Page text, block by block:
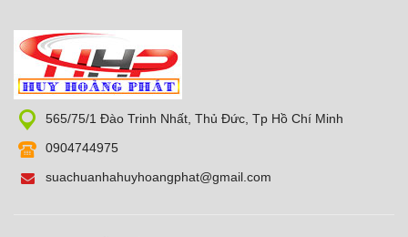
565/75/1 Đào Trinh Nhất, Thủ Đức, Tp Hồ Chí Minh
0904744975
suachuanhahuyhoangphat@gmail.com